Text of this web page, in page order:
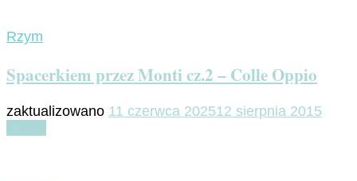
Rzym
Spacerkiem przez Monti cz.2 – Colle Oppio
zaktualizowano 11 czerwca 202512 sierpnia 2015